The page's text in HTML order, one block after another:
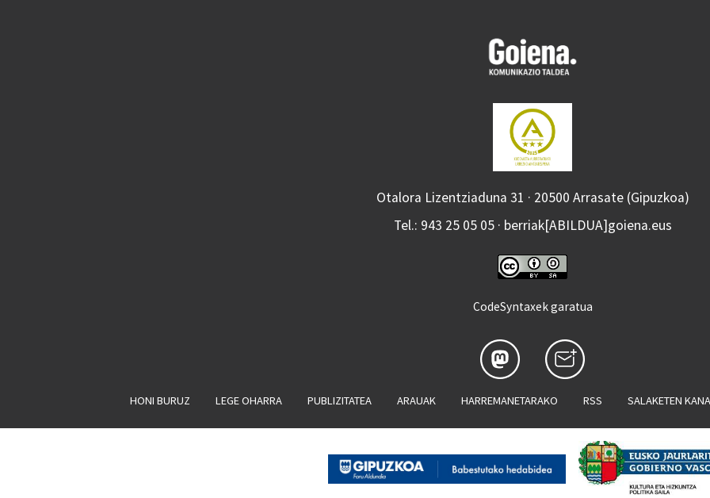
Otalora Lizentziaduna 31 · 20500 Arrasate (Gipuzkoa)
Tel.: 943 25 05 05 · berriak[ABILDUA]goiena.eus
CodeSyntaxek garatua
HONI BURUZ LEGE OHARRA PUBLIZITATEA ARAUAK HARREMANETARAKO RSS SALAKETEN